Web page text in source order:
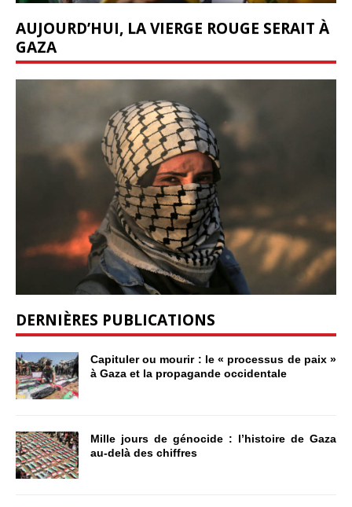
AUJOURD’HUI, LA VIERGE ROUGE SERAIT À
GAZA
DERNIÈRES PUBLICATIONS
Capituler ou mourir : le « processus de paix »
à Gaza et la propagande occidentale
Mille jours de génocide : l’histoire de Gaza
au-delà des chiffres